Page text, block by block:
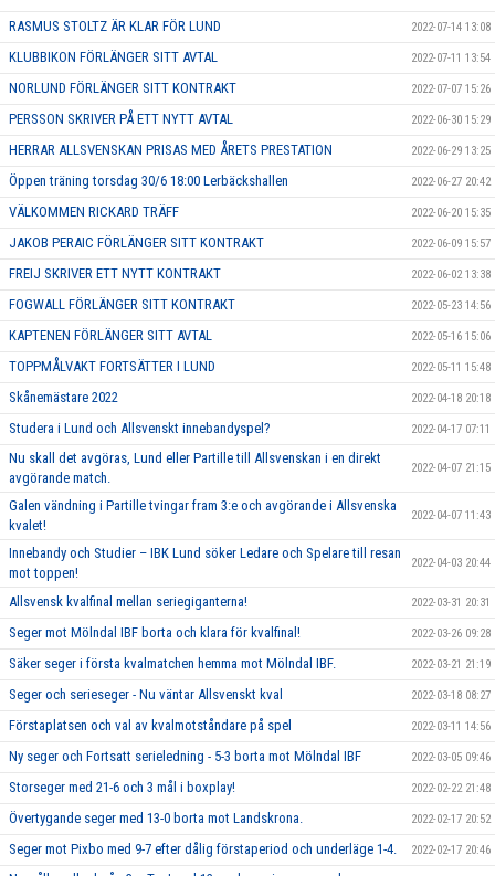
RASMUS STOLTZ ÄR KLAR FÖR LUND 2022-07-14 13:08
KLUBBIKON FÖRLÄNGER SITT AVTAL 2022-07-11 13:54
NORLUND FÖRLÄNGER SITT KONTRAKT 2022-07-07 15:26
PERSSON SKRIVER PÅ ETT NYTT AVTAL 2022-06-30 15:29
HERRAR ALLSVENSKAN PRISAS MED ÅRETS PRESTATION 2022-06-29 13:25
Öppen träning torsdag 30/6 18:00 Lerbäckshallen 2022-06-27 20:42
VÄLKOMMEN RICKARD TRÄFF 2022-06-20 15:35
JAKOB PERAIC FÖRLÄNGER SITT KONTRAKT 2022-06-09 15:57
FREIJ SKRIVER ETT NYTT KONTRAKT 2022-06-02 13:38
FOGWALL FÖRLÄNGER SITT KONTRAKT 2022-05-23 14:56
KAPTENEN FÖRLÄNGER SITT AVTAL 2022-05-16 15:06
TOPPMÅLVAKT FORTSÄTTER I LUND 2022-05-11 15:48
Skånemästare 2022 2022-04-18 20:18
Studera i Lund och Allsvenskt innebandyspel? 2022-04-17 07:11
Nu skall det avgöras, Lund eller Partille till Allsvenskan i en direkt
avgörande match.
2022-04-07 21:15
Galen vändning i Partille tvingar fram 3:e och avgörande i Allsvenska
kvalet!
2022-04-07 11:43
Innebandy och Studier – IBK Lund söker Ledare och Spelare till resan
mot toppen!
2022-04-03 20:44
Allsvensk kvalfinal mellan seriegiganterna! 2022-03-31 20:31
Seger mot Mölndal IBF borta och klara för kvalfinal! 2022-03-26 09:28
Säker seger i första kvalmatchen hemma mot Mölndal IBF. 2022-03-21 21:19
Seger och serieseger - Nu väntar Allsvenskt kval 2022-03-18 08:27
Förstaplatsen och val av kvalmotståndare på spel 2022-03-11 14:56
Ny seger och Fortsatt serieledning - 5-3 borta mot Mölndal IBF 2022-03-05 09:46
Storseger med 21-6 och 3 mål i boxplay! 2022-02-22 21:48
Övertygande seger med 13-0 borta mot Landskrona. 2022-02-17 20:52
Seger mot Pixbo med 9-7 efter dålig förstaperiod och underläge 1-4. 2022-02-17 20:46